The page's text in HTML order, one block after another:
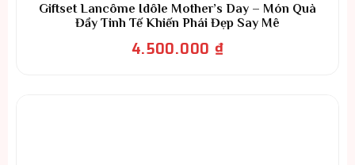
Giftset Lancôme Idôle Mother’s Day – Món Quà
Đầy Tinh Tế Khiến Phái Đẹp Say Mê
4.500.000 ₫